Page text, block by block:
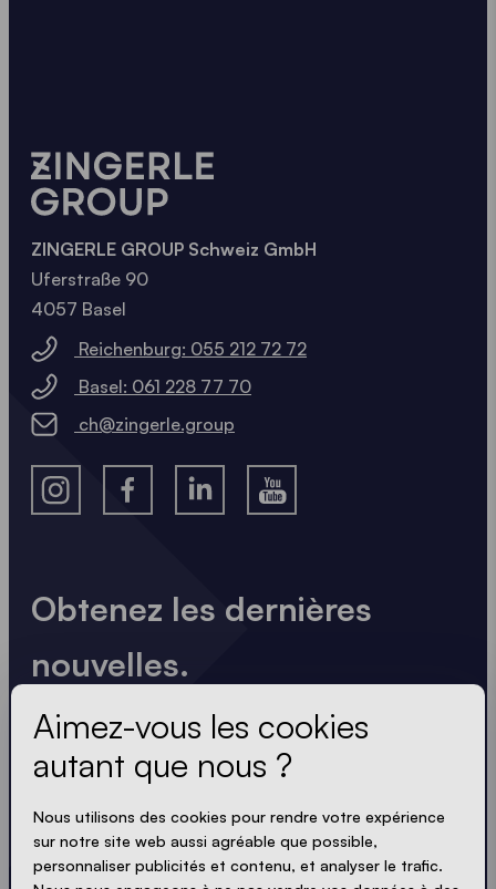
Obtenez les dernières
nouvelles.
Toujours à jour. Pas de spam ! Nous sommes brefs
et percutants. Tout comme nos tentes.
ACCEPTER LA POLITIQUE DE PROTECTION
PRIVACY
ZINGERLE GROUP Schweiz GmbH
Uferstraße 90
4057 Basel
Reichenburg: 055 212 72 72
Basel: 061 228 77 70
ch@zingerle.group
Aimez-vous les cookies
autant que nous ?
Nous utilisons des cookies pour rendre votre expérience
sur notre site web aussi agréable que possible,
personnaliser publicités et contenu, et analyser le trafic.